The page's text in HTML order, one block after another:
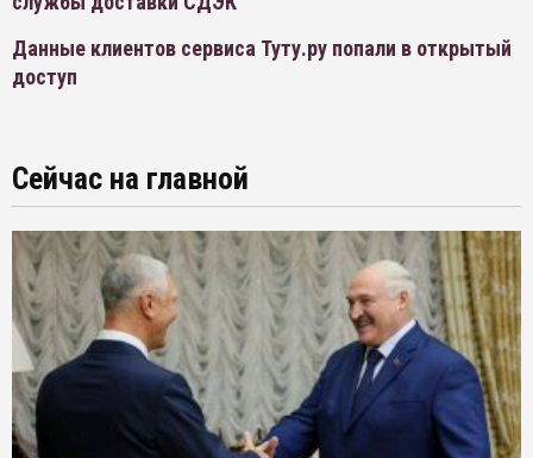
Данные клиентов сервиса Туту.ру попали в открытый
доступ
Сейчас на главной